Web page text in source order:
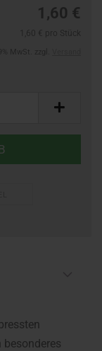
kommen.
1,60 €
besonderes